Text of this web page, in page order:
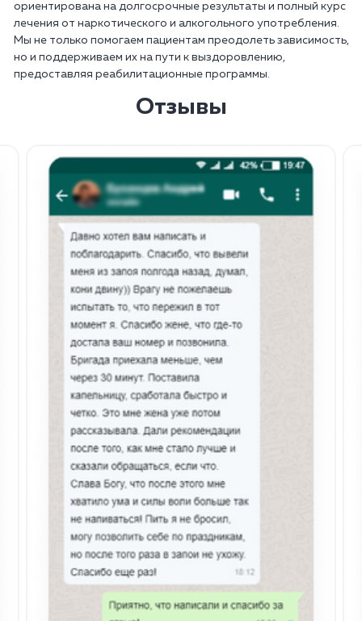
ориентирована на долгосрочные результаты и полный курс
лечения от наркотического и алкогольного употребления.
Мы не только помогаем пациентам преодолеть зависимость,
но и поддерживаем их на пути к выздоровлению,
предоставляя реабилитационные программы.
Отзывы